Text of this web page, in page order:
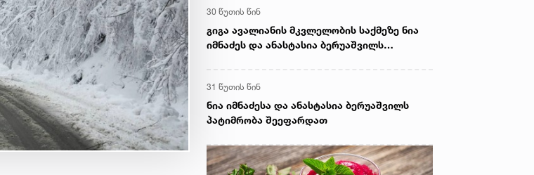
30 წუთის წინ
გიგა ავალიანის მკვლელობის საქმეზე ნია
იმნაძეს და ანასტასია ბერუაშვილს
31 წუთის წინ
ნია იმნაძესა და ანასტასია ბერუაშვილს
პატიმრობა შეეფარდათ